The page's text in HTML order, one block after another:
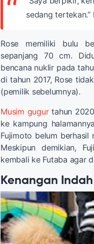
sedang tertekan.”
Rose memiliki bulu
sepanjang 70 cm.
bencana nuklir pada
di tahun 2017, Rose
(pemilik sebelumnya).
Musim gugurtahun
ke kampung
Fujimoto belum berhasil
Meskipun demikian,
kembali ke Futaba agar
Kenangan